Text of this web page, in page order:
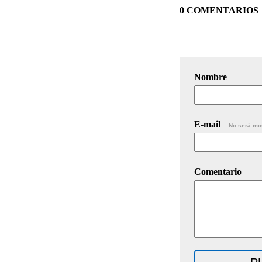
0 COMENTARIOS
Nombre
E-mail No será
Comentario